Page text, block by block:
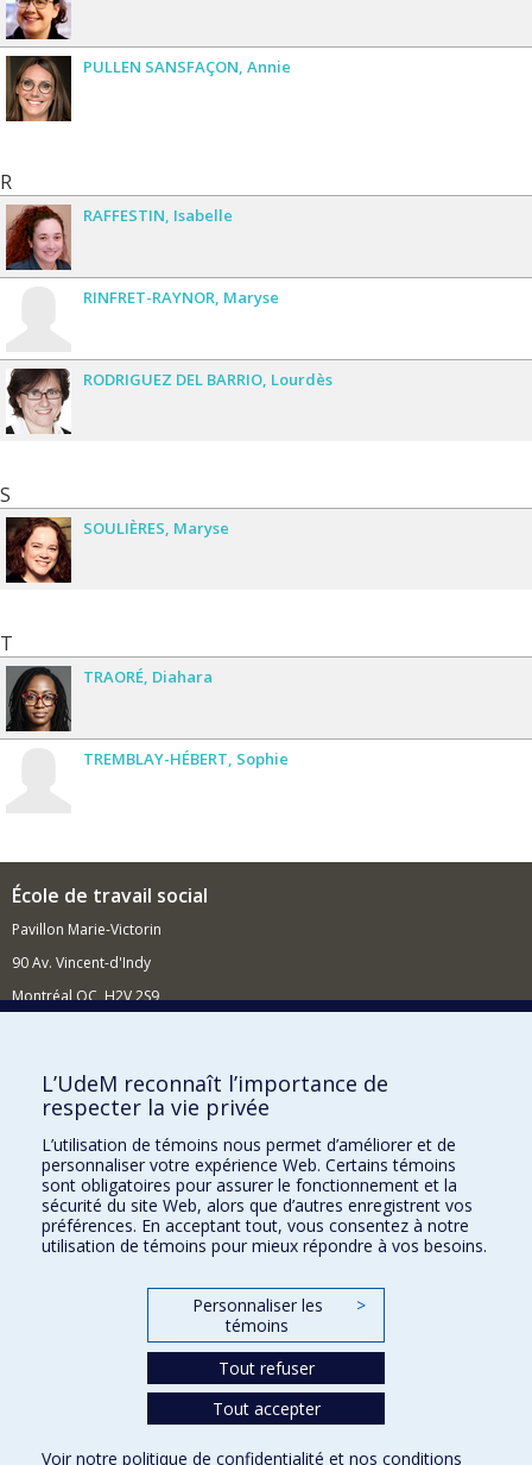
PULLEN SANSFAÇON Annie
R
RAFFESTIN Isabelle
RINFRET-RAYNOR Maryse
RODRIGUEZ DEL BARRIO Lourdès
S
SOULIÈRES Maryse
T
TRAORÉ Diahara
TREMBLAY-HÉBERT Sophie
École de travail social
Pavillon Marie-Victorin
90 Av. Vincent-d'Indy
Montréal QC H2V 2S9
Comment soutenir l'École?
BESOIN D'AIDE?
Plan du site
Signaler une erreur
Accessibilité
FACULTÉ DES ARTS ET DES SCIENCES
Nos départements et écoles
L’UdeM reconnaît l’importance de
respecter la vie privée
L’utilisation de témoins nous permet d’améliorer et de
personnaliser votre expérience Web. Certains témoins
sont obligatoires pour assurer le fonctionnement et la
sécurité du site Web, alors que d’autres enregistrent vos
préférences. En acceptant tout, vous consentez à notre
utilisation de témoins pour mieux répondre à vos besoins.
Personnaliser les
témoins
>
Tout refuser
Tout accepter
Voir notre politique de confidentialité et nos conditions